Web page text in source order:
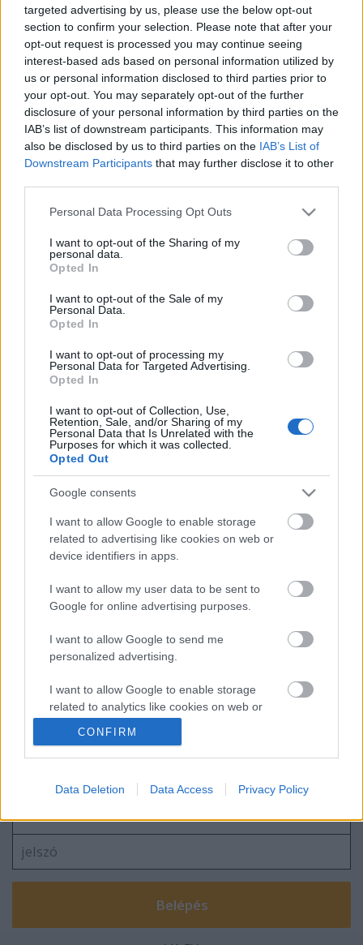
targeted advertising by us, please use the below opt-out
section to confirm your selection. Please note that after your
opt-out request is processed you may continue seeing
interest-based ads based on personal information utilized by
us or personal information disclosed to third parties prior to
your opt-out. You may separately opt-out of the further
disclosure of your personal information by third parties on the
IAB’s list of downstream participants. This information may
also be disclosed by us to third parties on the IAB’s List of
Downstream Participants that may further disclose it to other
Please note that this website/app uses one or more Google
not limited to your visit or usage behaviour. You may click to
grant or deny consent to Google and its third-party tags to
use your data for below specified purposes in below Google
consent section.
Personal Data Processing Opt Outs
I want to opt-out of the Sharing of my
personal data.
Opted In
I want to opt-out of the Sale of my
Personal Data.
Opted In
I want to opt-out of processing my
Personal Data for Targeted Advertising.
Opted In
I want to opt-out of Collection, Use,
Retention, Sale, and/or Sharing of my
Personal Data that Is Unrelated with the
Purposes for which it was collected.
Opted Out
Google consents
I want to allow Google to enable storage
related to advertising like cookies on web or
device identifiers in apps.
I want to allow my user data to be sent to
Google for online advertising purposes.
I want to allow Google to send me
personalized advertising.
I want to allow Google to enable storage
related to analytics like cookies on web or
I want to allow Google to enable storage
related to personalization.
I want to allow Google to enable storage
CONFIRM
Data Deletion Data Access Privacy Policy
Ajánlott bejegyzések:
Megújult a SZÉKIRODALOM merch shop!
János előadásában
király
Megjelent a Lángmarta dél 4. kiadása
Szólj hozzá!
A hozzászóláshoz be kell lépned!